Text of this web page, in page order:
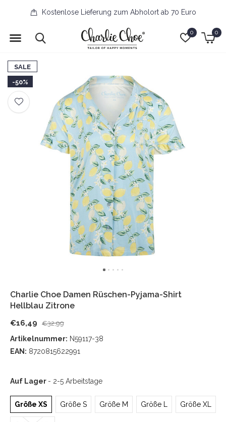
0 0
Kostenlose Lieferung zum Abholort ab 70 Euro
SALE
-50%
Charlie Choe Damen Rüschen-Pyjama-Shirt
Hellblau Zitrone
€16,49 €32,99
Artikelnummer: N59117-38
EAN: 8720815622991
Auf Lager - 2-5 Arbeitstage
Größe XS Größe S Größe M Größe L Größe XL